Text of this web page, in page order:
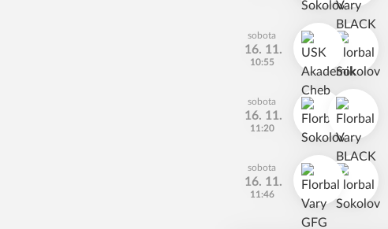
sobota
16. 11.
10:55
sobota
16. 11.
11:20
sobota
16. 11.
11:46